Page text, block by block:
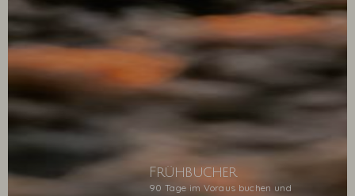
Frühbucher
90 Tage im Voraus buchen und